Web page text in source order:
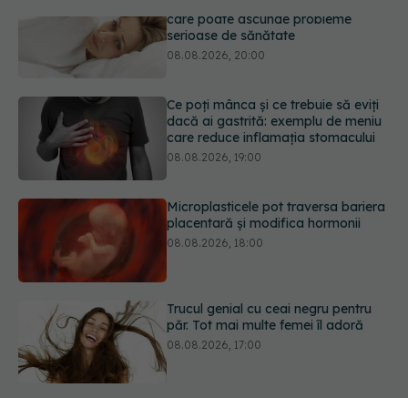
Ce poți mânca și ce trebuie să eviți
dacă ai gastrită: exemplu de meniu
Microplasticele pot traversa bariera
placentară și modifica hormonii
Trucul genial cu ceai negru pentru
Medicamentul folosit de peste 60 de